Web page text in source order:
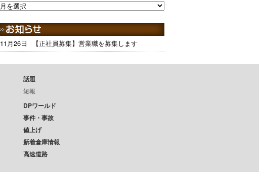
11月26日 【正社員募集】営業職を募集します
話題
短報
DPワールド
事件・事故
値上げ
新着倉庫情報
高速道路